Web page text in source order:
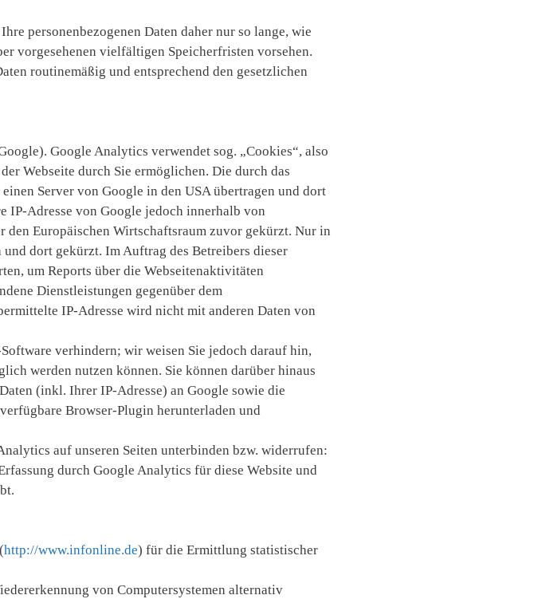
personenbezogenen Daten daher nur so lange, wie
vorgesehenen vielfältigen Speicherfristen vorsehen.
routinemäßig und entsprechend den gesetzlichen
Google Analytics verwendet sog. „Cookies“, also
Webseite durch Sie ermöglichen. Die durch das
Server von Google in den USA übertragen und dort
IP-Adresse von Google jedoch innerhalb von
den Europäischen Wirtschaftsraum zuvor gekürzt. Nur in
dort gekürzt. Im Auftrag des Betreibers dieser
um Reports über die Webseitenaktivitäten
Dienstleistungen gegenüber dem
IP-Adresse wird nicht mit anderen Daten von
verhindern; wir weisen Sie jedoch darauf hin,
werden nutzen können. Sie können darüber hinaus
(inkl. Ihrer IP-Adresse) an Google sowie die
Browser-Plugin herunterladen und
auf unseren Seiten unterbinden bzw. widerrufen:
durch Google Analytics für diese Website und
http://www.infonline.de) für die Ermittlung statistischer
von Computersystemen alternativ